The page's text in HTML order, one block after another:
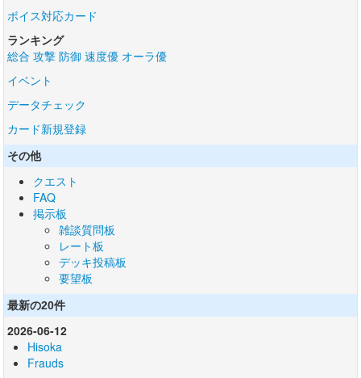
ボイス対応カード
ランキング
総合 攻撃 防御 速度優 オーラ優
イベント
データチェック
カード新規登録
その他
クエスト
FAQ
掲示板
雑談質問板
レート板
デッキ投稿板
要望板
最新の20件
2026-06-12
Hisoka
Frauds